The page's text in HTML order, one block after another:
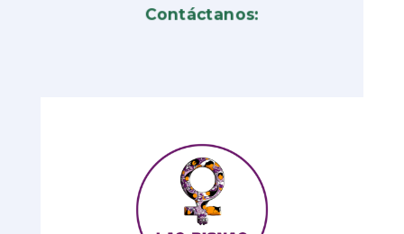
Contáctanos: